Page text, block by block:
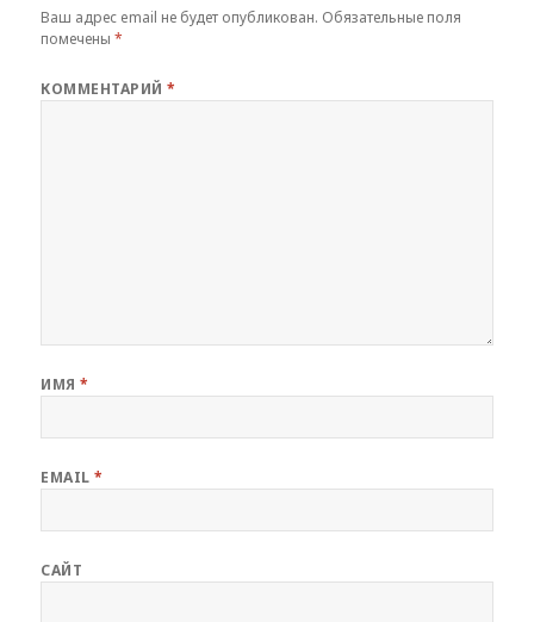
Ваш адрес email не будет опубликован. Обязательные поля
помечены*
КОММЕНТАРИЙ*
ИМЯ*
EMAIL*
САЙТ